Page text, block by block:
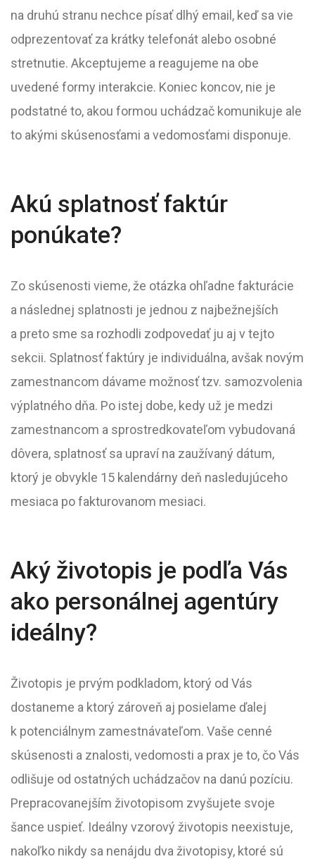
na druhú stranu nechce písať dlhý email, keď sa vie
odprezentovať za krátky telefonát alebo osobné
stretnutie. Akceptujeme a reagujeme na obe
uvedené formy interakcie. Koniec koncov, nie je
podstatné to, akou formou uchádzač komunikuje ale
to akými skúsenosťami a vedomosťami disponuje.
Akú splatnosť faktúr
ponúkate?
Zo skúsenosti vieme, že otázka ohľadne fakturácie
a následnej splatnosti je jednou z najbežnejších
a preto sme sa rozhodli zodpovedať ju aj v tejto
sekcii. Splatnosť faktúry je individuálna, avšak novým
zamestnancom dávame možnosť tzv. samozvolenia
výplatného dňa. Po istej dobe, kedy už je medzi
zamestnancom a sprostredkovateľom vybudovaná
dôvera, splatnosť sa upraví na zaužívaný dátum,
ktorý je obvykle 15 kalendárny deň nasledujúceho
mesiaca po fakturovanom mesiaci.
Aký životopis je podľa Vás
ako personálnej agentúry
ideálny?
Životopis je prvým podkladom, ktorý od Vás
dostaneme a ktorý zároveň aj posielame ďalej
k potenciálnym zamestnávateľom. Vaše cenné
skúsenosti a znalosti, vedomosti a prax je to, čo Vás
odlišuje od ostatných uchádzačov na danú pozíciu.
Prepracovanejším životopisom zvyšujete svoje
šance uspieť. Ideálny vzorový životopis neexistuje,
nakoľko nikdy sa nenájdu dva životopisy, ktoré sú